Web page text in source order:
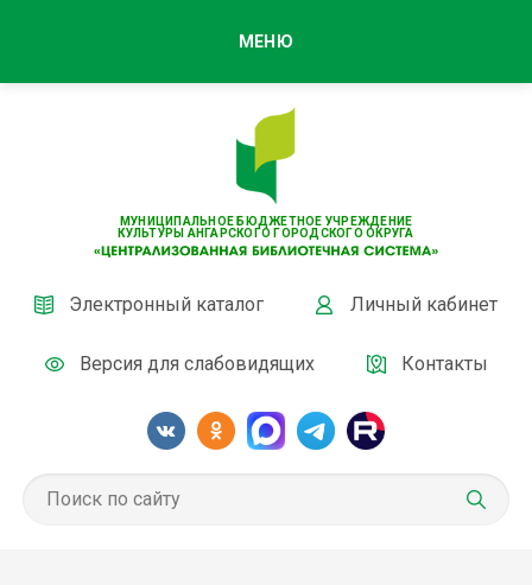
МУНИЦИПАЛЬНОЕ БЮДЖЕТНОЕ УЧРЕЖДЕНИЕ
КУЛЬТУРЫ АНГАРСКОГО ГОРОДСКОГО ОКРУГА
Электронный каталог Личный кабинет
Версия для слабовидящих Контакты
МЕНЮ